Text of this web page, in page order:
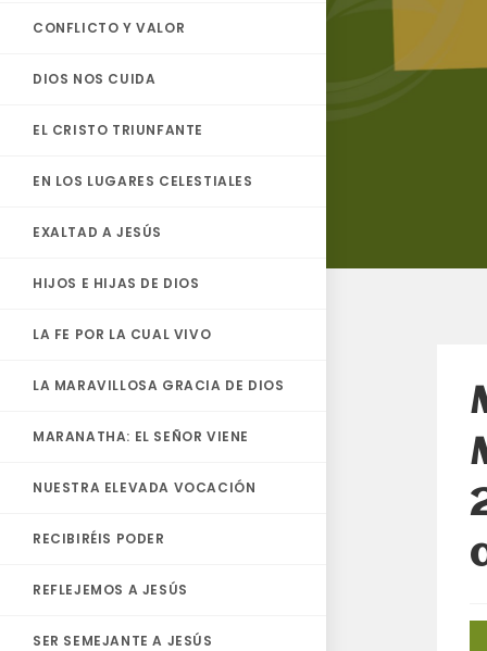
CONFLICTO Y VALOR
DIOS NOS CUIDA
EL CRISTO TRIUNFANTE
EN LOS LUGARES CELESTIALES
EXALTAD A JESÚS
HIJOS E HIJAS DE DIOS
LA FE POR LA CUAL VIVO
LA MARAVILLOSA GRACIA DE DIOS
MARANATHA: EL SEÑOR VIENE
NUESTRA ELEVADA VOCACIÓN
RECIBIRÉIS PODER
REFLEJEMOS A JESÚS
SER SEMEJANTE A JESÚS